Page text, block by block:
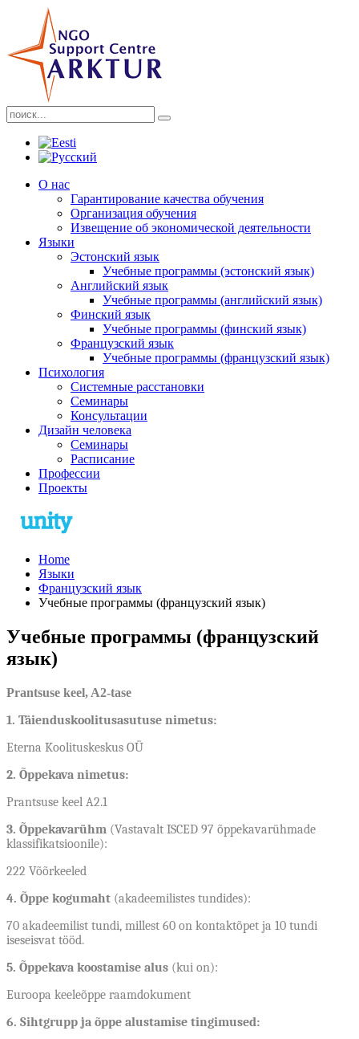
О нас
Гарантирование качества обучения
Организация обучения
Извещение об экономической деятельности
Языки
Эстонский язык
Учебные программы (эстонский язык)
Английский язык
Учебные программы (английский язык)
Финский язык
Учебные программы (финский язык)
Французский язык
Учебные программы (французский язык)
Психология
Системные расстановки
Семинары
Консультации
Дизайн человека
Семинары
Расписание
Профессии
Проекты
Home
Языки
Французский язык
Учебные программы (французский язык)
Учебные программы (французский
язык)
Prantsuse keel, A2-tase
1. Täienduskoolitusasutuse nimetus:
Eterna Koolituskeskus OÜ
2. Õppekava nimetus:
Prantsuse keel A2.1
3. Õppekavarühm (Vastavalt ISCED 97 õppekavarühmade
klassifikatsioonile):
222 Võõrkeeled
4. Õppe kogumaht (akadeemilistes tundides):
70 akadeemilist tundi, millest 60 on kontaktõpet ja 10 tundi
iseseisvat tööd.
5. Õppekava koostamise alus (kui on):
Euroopa keeleõppe raamdokument
6. Sihtgrupp ja õppe alustamise tingimused: